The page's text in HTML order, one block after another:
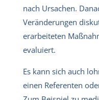
nach Ursachen.
Veränderungen
erarbeiteten
evaluiert.
Es kann sich auch
einen Referenten